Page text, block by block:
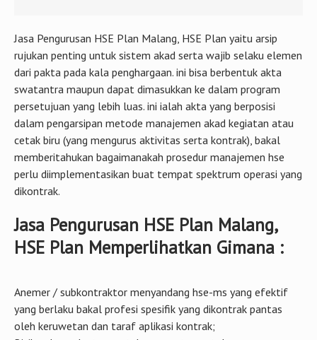
Jasa Pengurusan HSE Plan Malang, HSE Plan yaitu arsip
rujukan penting untuk sistem akad serta wajib selaku elemen
dari pakta pada kala penghargaan. ini bisa berbentuk akta
swatantra maupun dapat dimasukkan ke dalam program
persetujuan yang lebih luas. ini ialah akta yang berposisi
dalam pengarsipan metode manajemen akad kegiatan atau
cetak biru (yang mengurus aktivitas serta kontrak), bakal
memberitahukan bagaimanakah prosedur manajemen hse
perlu diimplementasikan buat tempat spektrum operasi yang
dikontrak.
Jasa Pengurusan HSE Plan Malang,
HSE Plan Memperlihatkan Gimana :
Anemer / subkontraktor menyandang hse-ms yang efektif
yang berlaku bakal profesi spesifik yang dikontrak pantas
oleh keruwetan dan taraf aplikasi kontrak;